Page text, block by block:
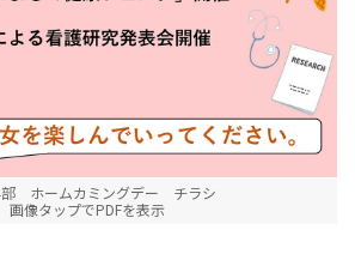
部 ホームカミングデー チラシ
画像タップでPDFを表示